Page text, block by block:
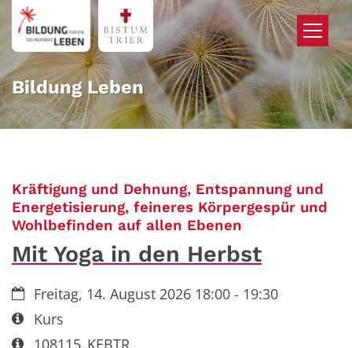
Zum Inhalt springen
Bildung Leben
Kräftigung und Dehnung, Entspannung und
Energetisierung, feineres Körpergespür und
Wohlbefinden auf allen Ebenen
Mit Yoga in den Herbst
Datum:Freitag, 14. August 2026 18:00 - 19:30
Art bzw. Nummer:
Kurs
Art bzw. Nummer:
108115_KEBTR